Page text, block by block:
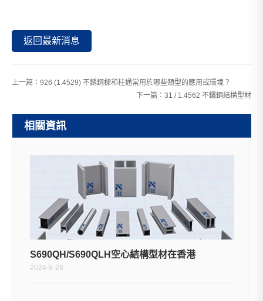
返回最新消息
上一篇： 926 (1.4529) 不銹鋼樑和柱通常用於哪些類型的應用或環境？
下一篇： 31 / 1.4562 不鏽鋼結構型材
相關資訊
S690QH/S690QLH空心結構型材在香港
2024-8-28